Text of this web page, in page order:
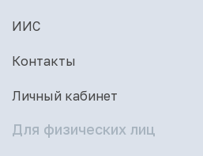
ИИС
Контакты
Личный кабинет
Для физических лиц